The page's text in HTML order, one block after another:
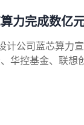
力完成数亿
计公司蓝芯算力
华控基金、联